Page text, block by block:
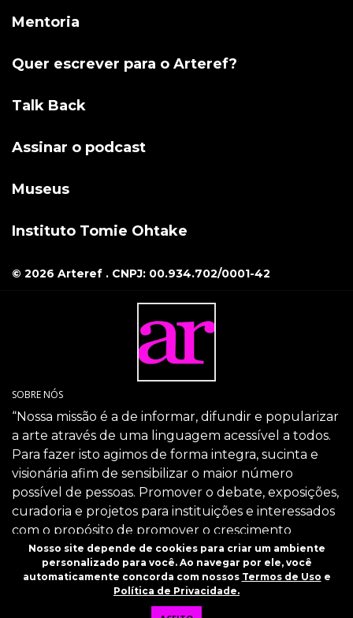
Mentoria
Quer escrever para o Arteref?
Talk Back
Assinar o podcast
Museus
Instituto Tomie Ohtake
© 2026 Arteref . CNPJ: 00.934.702/0001-42
SOBRE NÓS
“Nossa missão é a de informar, difundir e popularizar
a arte através de uma linguagem acessível a todos.
Para fazer isto agimos de forma integra, sucinta e
visionária afim de sensibilizar o maior número
possível de pessoas. Promover o debate, exposições,
curadoria e projetos para instituições e interessados
com o propósito de promover o crescimento
intelectual da sociedade através da arte.”
SIGA-NOS
Nosso site depende de cookies para criar um ambiente
personalizado para você. Ao navegar por ele, você
automaticamente concorda com nossos Termos de Uso e
Política de Privacidade.